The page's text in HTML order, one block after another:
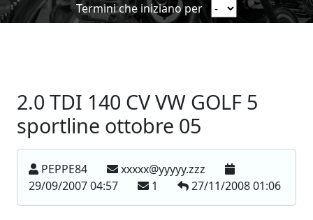
Termini che iniziano per
2.0 TDI 140 CV VW GOLF 5
sportline ottobre 05
PEPPE84
xxxxx@yyyyy.zzz
29/09/2007 04:57
1 27/11/2008 01:06